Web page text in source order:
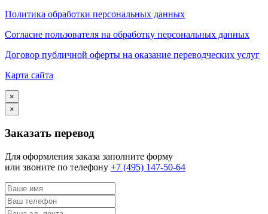
Политика обработки персональных данных
Согласие пользователя на обработку персональных данных
Договор публичной оферты на оказание переводческих услуг
Карта сайта
×
×
Заказать перевод
Для оформления заказа заполните форму
или звоните по телефону +7 (495) 147-50-64